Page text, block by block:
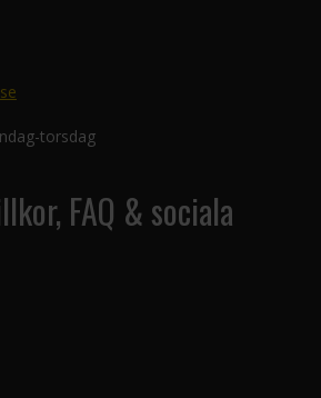
torsdag
FAQ & sociala